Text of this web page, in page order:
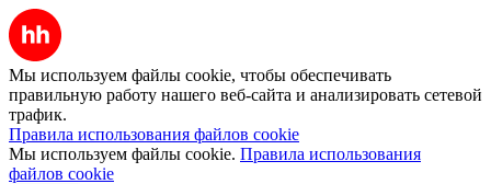
Мы используем файлы cookie, чтобы обеспечивать
правильную работу нашего веб-сайта и анализировать сетевой
трафик.
Правила использования файлов cookie
Мы используем файлы cookie. Правила использования
файлов cookie